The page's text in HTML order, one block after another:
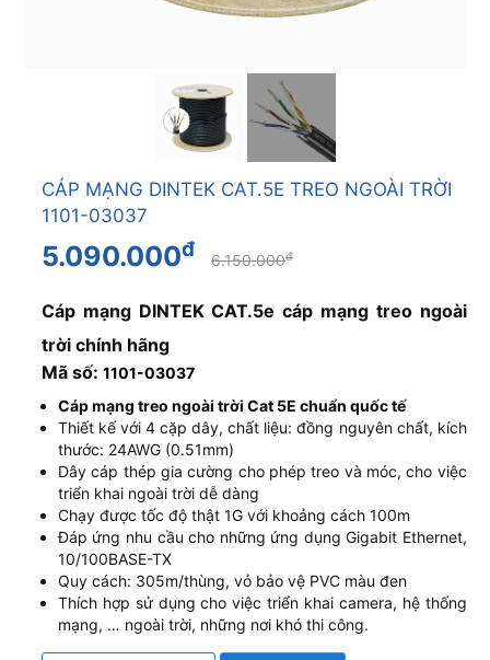
CÁP MẠNG DINTEK CAT.5E TREO NGOÀI TRỜI
1101-03037
5.090.000đ 6.150.000đ
Cáp mạng DINTEK CAT.5e cáp mạng treo ngoài
trời chính hãng
Mã số: 1101-03037
Cáp mạng treo ngoài trời Cat 5E chuẩn quốc tế
Thiết kế với 4 cặp dây, chất liệu: đồng nguyên chất, kích
thước: 24AWG (0.51mm)
Dây cáp thép gia cường cho phép treo và móc, cho việc
triển khai ngoài trời dễ dàng
Chạy được tốc độ thật 1G với khoảng cách 100m
Đáp ứng nhu cầu cho những ứng dụng Gigabit Ethernet,
10/100BASE-TX
Quy cách: 305m/thùng, vỏ bảo vệ PVC màu đen
Thích hợp sử dụng cho việc triển khai camera, hệ thống
mạng, … ngoài trời, những nơi khó thi công.